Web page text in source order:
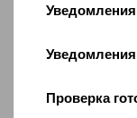
Проверка